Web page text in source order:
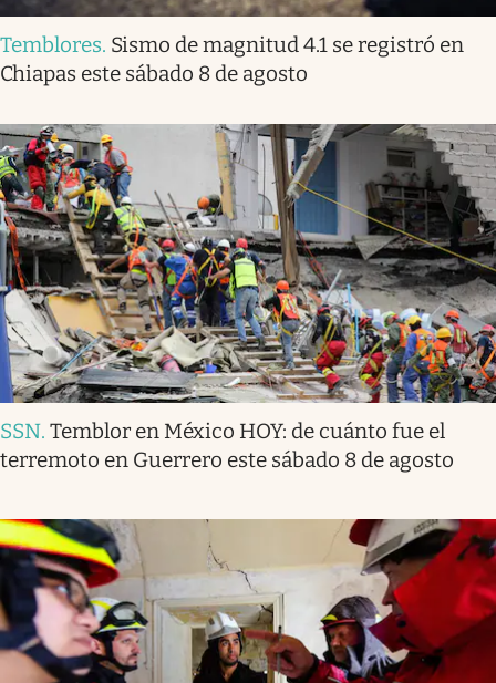
Temblores. Sismo de magnitud 4.1 se registró en
Chiapas este sábado 8 de agosto
SSN. Temblor en México HOY: de cuánto fue el
terremoto en Guerrero este sábado 8 de agosto